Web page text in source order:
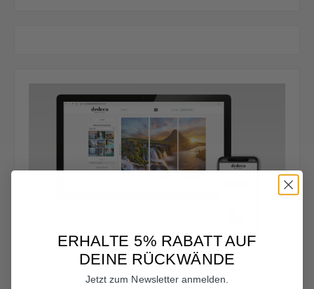
ERHALTE 5% RABATT AUF
DEINE RÜCKWÄNDE
Jetzt zum Newsletter anmelden.